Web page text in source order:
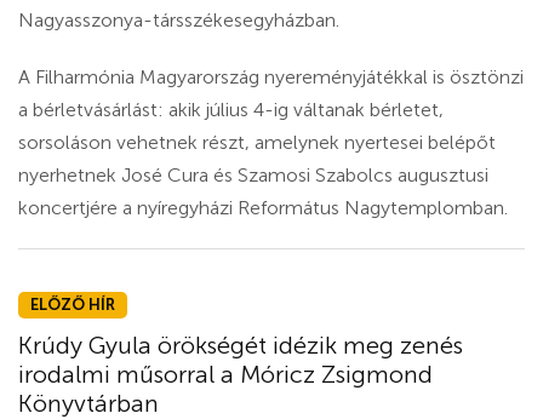
Nagyasszonya-társszékesegyházban.
A Filharmónia Magyarország nyereményjátékkal is ösztönzi
a bérletvásárlást: akik július 4-ig váltanak bérletet,
sorsoláson vehetnek részt, amelynek nyertesei belépőt
nyerhetnek José Cura és Szamosi Szabolcs augusztusi
koncertjére a nyíregyházi Református Nagytemplomban.
ELŐZŐ HÍR
Krúdy Gyula örökségét idézik meg zenés
irodalmi műsorral a Móricz Zsigmond
Könyvtárban